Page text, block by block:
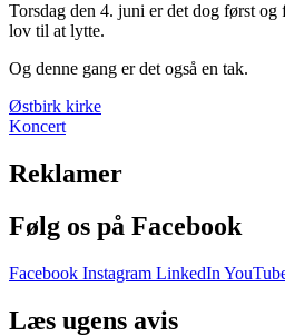
Torsdag den 4. juni er det dog først
lov til at lytte.
Og denne gang er det også en tak.
Østbirk kirke
Koncert
Reklamer
Følg os på Facebook
Facebook Instagram LinkedIn
Læs ugens avis